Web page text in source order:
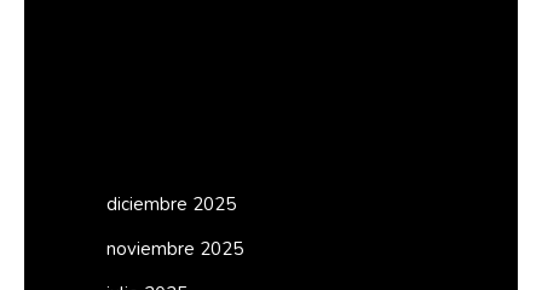
diciembre 2025
noviembre 2025